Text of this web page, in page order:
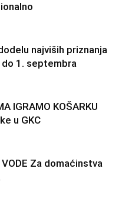
najviših priznanja
do 1. septembra
IGRAMO KOŠARKU
u GKC
VODE Za domaćinstva